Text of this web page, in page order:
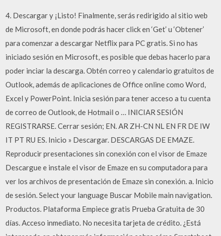
4. Descargar y ¡Listo! Finalmente, serás redirigido al sitio web
de Microsoft, en donde podrás hacer click en ‘Get’ u ‘Obtener’
para comenzar a descargar Netflix para PC gratis. Si no has
iniciado sesión en Microsoft, es posible que debas hacerlo para
poder inciar la descarga. Obtén correo y calendario gratuitos de
Outlook, además de aplicaciones de Office online como Word,
Excel y PowerPoint. Inicia sesión para tener acceso a tu cuenta
de correo de Outlook, de Hotmail o … INICIAR SESIÓN
REGISTRARSE. Cerrar sesión; EN. AR ZH-CN NL EN FR DE IW
IT PT RU ES. Inicio » Descargar. DESCARGAS DE EMAZE.
Reproducir presentaciones sin conexión con el visor de Emaze
Descargue e instale el visor de Emaze en su computadora para
ver los archivos de presentación de Emaze sin conexión. a. Inicio
de sesión. Select your language Buscar Mobile main navigation.
Productos. Plataforma Empiece gratis Prueba Gratuita de 30
días. Acceso inmediato. No necesita tarjeta de crédito. ¿Está